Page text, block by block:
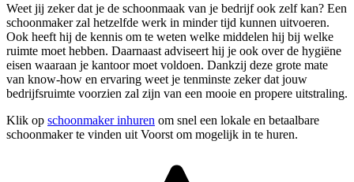
Weet jij zeker dat je de schoonmaak van je bedrijf ook zelf kan? Een
schoonmaker zal hetzelfde werk in minder tijd kunnen uitvoeren.
Ook heeft hij de kennis om te weten welke middelen hij bij welke
ruimte moet hebben. Daarnaast adviseert hij je ook over de hygiëne
eisen waaraan je kantoor moet voldoen. Dankzij deze grote mate
van know-how en ervaring weet je tenminste zeker dat jouw
bedrijfsruimte voorzien zal zijn van een mooie en propere uitstraling.
Klik op schoonmaker inhuren om snel een lokale en betaalbare
schoonmaker te vinden uit Voorst om mogelijk in te huren.